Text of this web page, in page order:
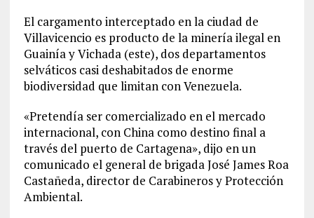
El cargamento interceptado en la ciudad de
Villavicencio es producto de la minería ilegal en
Guainía y Vichada (este), dos departamentos
selváticos casi deshabitados de enorme
biodiversidad que limitan con Venezuela.
«Pretendía ser comercializado en el mercado
internacional, con China como destino final a
través del puerto de Cartagena», dijo en un
comunicado el general de brigada José James Roa
Castañeda, director de Carabineros y Protección
Ambiental.